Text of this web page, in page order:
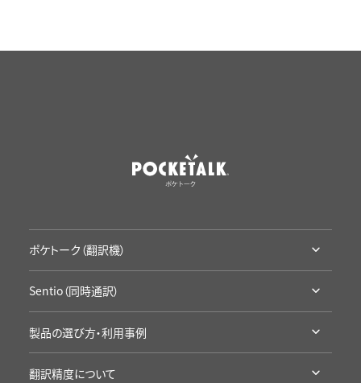
ポケトーク（翻訳機）
アクセサリ・保証
通信SIMの延長
お試し・レンタル
Sentio（同時通訳）
導入事例
製品の選び方・利用事例
翻訳精度について